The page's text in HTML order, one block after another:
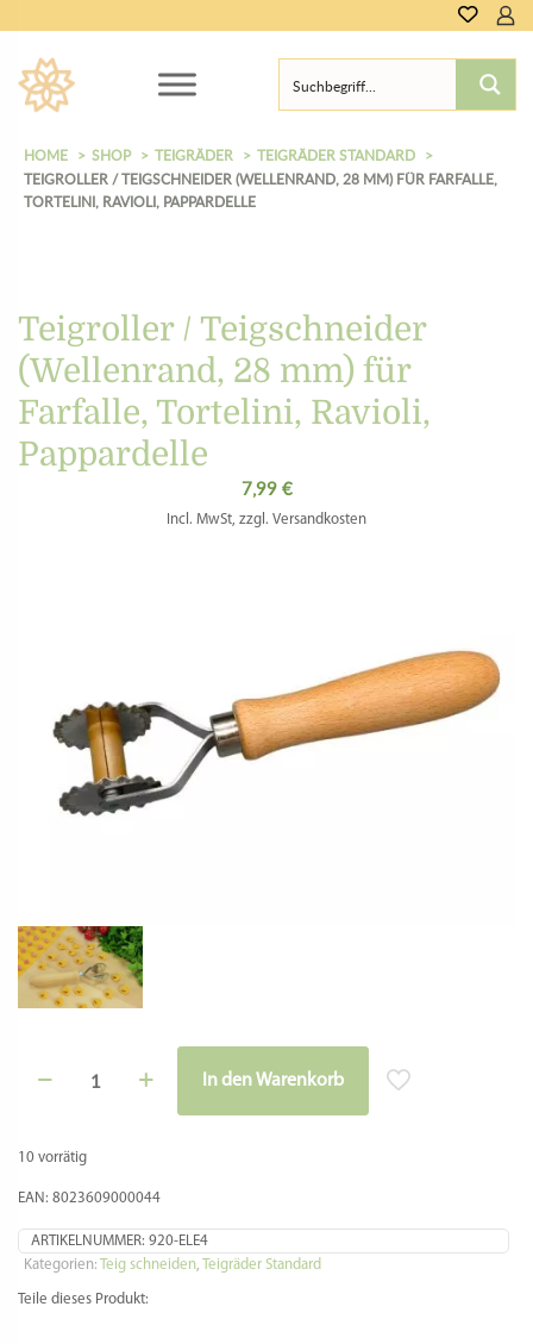
0,00
HOME SHOP TEIGRÄDER
TEIGRÄDER STANDARD
TEIGROLLER / TEIGSCHNEIDER (WELLENRAND, 28 MM) FÜR FARFALLE,
TORTELINI, RAVIOLI, PAPPARDELLE
Teigroller / Teigschneider
(Wellenrand, 28 mm) für
Farfalle, Tortelini, Ravioli,
Pappardelle
7,99 €
Incl. MwSt, zzgl. Versandkosten
10 vorrätig
(Wellenrand,
mm)
für
Farfalle,
Tortelini,
Ravioli,
In den Warenkorb
EAN: 8023609000044
ARTIKELNUMMER:
920-ELE4
Kategorien:Teig schneiden